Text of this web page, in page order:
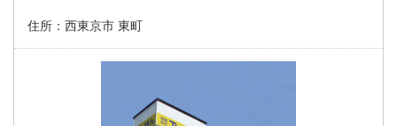
住所： 西東京市 東町